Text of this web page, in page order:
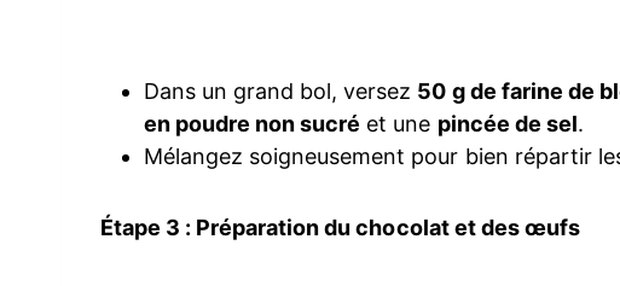
Dans un grand bol, versez 50 g de farine de
en poudre non sucré et une pincée de sel.
Mélangez soigneusement pour bien répartir
Étape 3 : Préparation du chocolat et des œufs